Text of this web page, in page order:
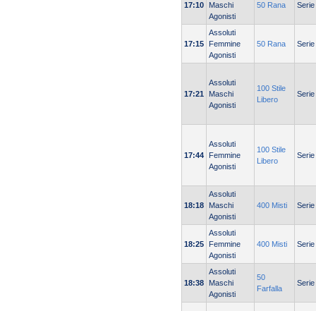
17:10
Maschi
Agonisti
50 Rana Serie
17:15
Assoluti
Femmine
Agonisti
50 Rana Serie
17:21
Assoluti
Maschi
Agonisti
100 Stile
Libero
Serie
17:44
Assoluti
Femmine
Agonisti
100 Stile
Libero
Serie
18:18
Assoluti
Maschi
Agonisti
400 Misti Serie
18:25
Assoluti
Femmine
Agonisti
400 Misti Serie
18:38
Assoluti
Maschi
Agonisti
50
Farfalla
Serie